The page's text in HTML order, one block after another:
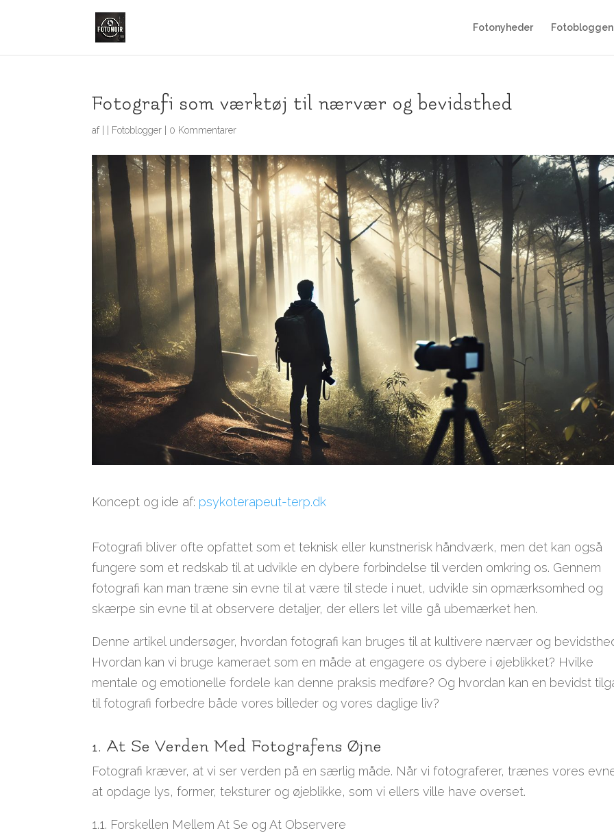
Fotonyheder Fotobloggen
Fotografi som værktøj til nærvær og bevidsthed
af Fotoblogger 0 Kommentarer
Koncept og ide af: psykoterapeut-terp.dk
Fotografi bliver ofte opfattet som et teknisk eller kunstnerisk håndværk, men det kan også
fungere som et redskab til at udvikle en dybere forbindelse til verden omkring os. Gennem
fotografi kan man træne sin evne til at være til stede i nuet, udvikle sin opmærksomhed og
skærpe sin evne til at observere detaljer, der ellers let ville gå ubemærket hen.
Denne artikel undersøger, hvordan fotografi kan bruges til at kultivere nærvær og
Hvordan kan vi bruge kameraet som en måde at engagere os dybere i øjeblikket? Hvilke
mentale og emotionelle fordele kan denne praksis medføre? Og hvordan kan en bevidst
til fotografi forbedre både vores billeder og vores daglige liv?
1. At Se Verden Med Fotografens Øjne
Fotografi kræver, at vi ser verden på en særlig måde. Når vi fotograferer, trænes vores
at opdage lys, former, teksturer og øjeblikke, som vi ellers ville have overset.
1.1. Forskellen Mellem At Se og At Observere